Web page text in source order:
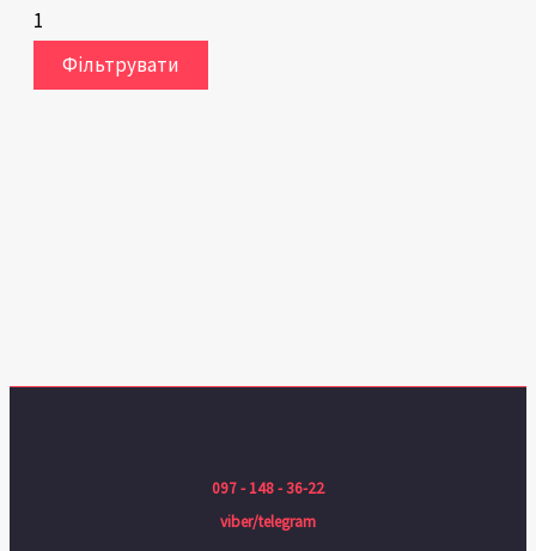
1
Фільтрувати
097 - 148 - 36-22
viber/telegram